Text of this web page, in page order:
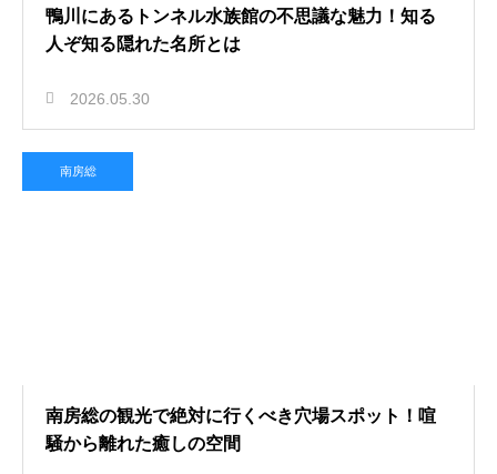
鴨川にあるトンネル水族館の不思議な魅力！知る
人ぞ知る隠れた名所とは
2026.05.30
南房総
南房総の観光で絶対に行くべき穴場スポット！喧
騒から離れた癒しの空間